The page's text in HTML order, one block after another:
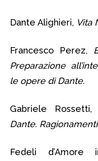
Dante Alighieri, Vita
Francesco Perez,
Preparazione
le opere di Dante.
Gabriele Rossetti,
Dante.
Fedeli d’Amore